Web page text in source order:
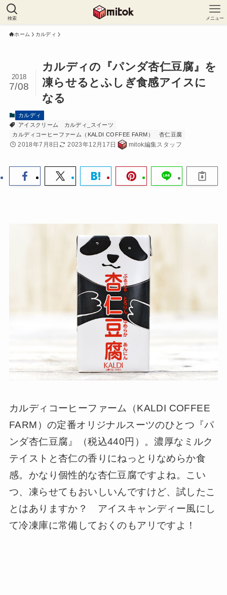
検索 メニュー
ホーム カルディ
カルディの『パンダ杏仁豆腐』を
凍らせるとふしぎ食感アイスに
なる
2018
7/08
カルディ
アイスクリーム
カルディ_スイーツ
カルディコーヒーファーム（KALDI COFFEE FARM）
杏仁豆腐
2018年7月8日 2023年12月17日 mitok編集スタッフ
カルディコーヒーファーム（KALDI COFFEE
FARM）の定番オリジナルスーツのひとつ『パ
ンダ杏仁豆腐』（税込440円）。濃厚なミルク
テイストと杏仁の香りにねっとりなめらか食
感。かなり個性的な杏仁豆腐ですよね。こい
つ、凍らせてもおいしいんですけど、試したこ
とはありますか？ アイスキャンディー風にし
て冷凍庫に常備しておくのもアリですよ！